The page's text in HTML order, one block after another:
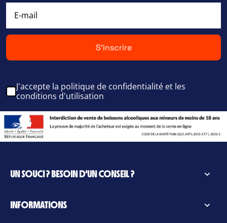
S'inscrire
J'accepte la politique de confidentialité et les
conditions d'utilisation
UN SOUCI ? BESOIN D'UN CONSEIL ?
INFORMATIONS